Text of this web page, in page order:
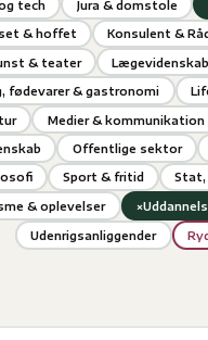
tech Jura & domstole
& hoffet Konsulent &
& teater
fødevarer & gastronomi
Medier & kommunikation
Offentlige sektor
Sport & fritid Stat,
& oplevelser ×
Udenrigsanliggender